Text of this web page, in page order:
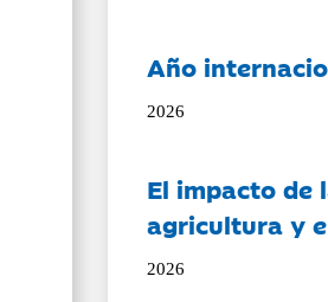
Año
2026
El impacto
agricultura y
2026